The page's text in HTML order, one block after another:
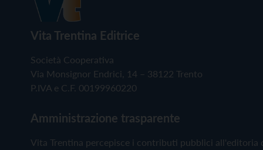
Vita Trentina Editrice
Società Cooperativa
Via Monsignor Endrici, 14 – 38122 Trento
P.IVA e C.F. 00199960220
Amministrazione trasparente
Vita Trentina percepisce i contributi pubblici all'editoria